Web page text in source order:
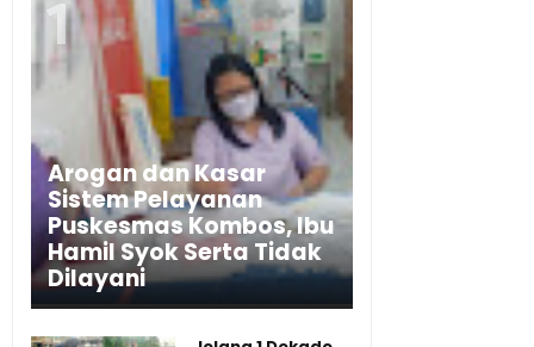
Arogan dan Kasar
Sistem Pelayanan
Puskesmas Kombos, Ibu
Hamil Syok Serta Tidak
Dilayani